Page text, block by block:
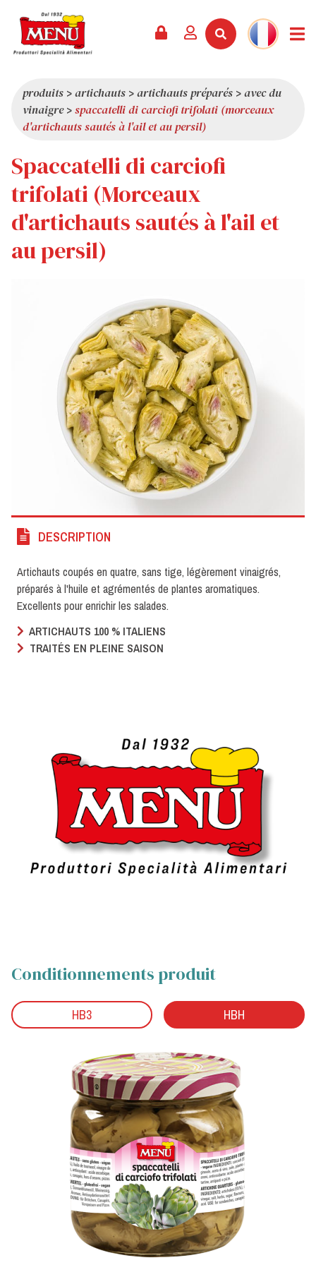
CATALOGUE
SERVICES
DERNIÈRES NOUVEAUTÉS
PRIX
QUI SOMMES-NOUS
QUALITÉ
CURIOSITÉS
SHOWROOM
TRAVAILLEZ AVEC NOUS
produits >artichauts >artichauts préparés >avec du
vinaigre>spaccatelli di carciofi trifolati (morceaux
d'artichauts sautés à l'ail et au persil)
Spaccatelli di carciofi
trifolati (Morceaux
d'artichauts sautés à l'ail et
au persil)
DESCRIPTION
Artichauts coupés en quatre, sans tige, légèrement vinaigrés,
préparés à l'huile et agrémentés de plantes aromatiques.
Excellents pour enrichir les salades.
ARTICHAUTS 100 % ITALIENS
TRAITÉS EN PLEINE SAISON
Conditionnements produit
HB3 HBH